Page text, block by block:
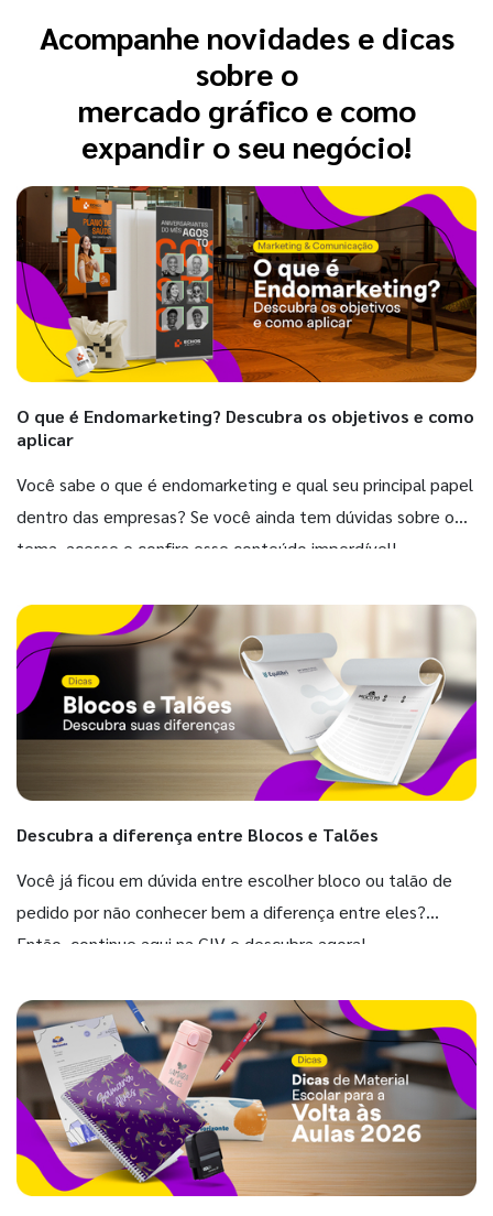
Acompanhe novidades e dicas
sobre o
mercado gráfico e como
expandir o seu negócio!
O que é Endomarketing? Descubra os objetivos e como
aplicar
Você sabe o que é endomarketing e qual seu principal papel
dentro das empresas? Se você ainda tem dúvidas sobre o
tema, acesse e confira esse conteúdo imperdível!
Descubra a diferença entre Blocos e Talões
Você já ficou em dúvida entre escolher bloco ou talão de
pedido por não conhecer bem a diferença entre eles?
Então, continue aqui na GIV e descubra agora!